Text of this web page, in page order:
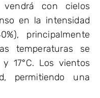
con cielos
en la intensidad
principalmente
temperaturas se
17°C. Los vientos
permitiendo una